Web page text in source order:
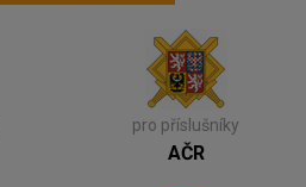
pro příslušníky
AČR